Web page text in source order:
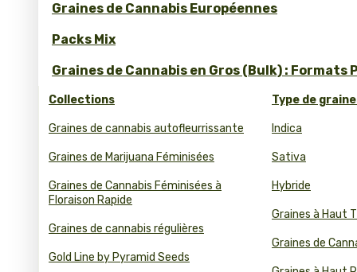
Graines de Cannabis Européennes
Packs Mix
Graines de Cannabis en Gros (Bulk) : Formats
Collections
Graines de cannabis autofleurrissante
Graines de Marijuana Féminisées
Graines de Cannabis Féminisées à
Floraison Rapide
Graines de cannabis régulières
Gold Line by Pyramid Seeds
Type de
Indica
Sativa
Hybride
Graines à Haut
Graines de